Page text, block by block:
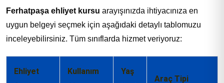
Ferhatpaşa ehliyet kursu arayışınızda ihtiyacınıza en
uygun belgeyi seçmek için aşağıdaki detaylı tablomuzu
inceleyebilirsiniz. Tüm sınıflarda hizmet veriyoruz:
Ehliyet
Kullanım
Yaş
Araç Tipi